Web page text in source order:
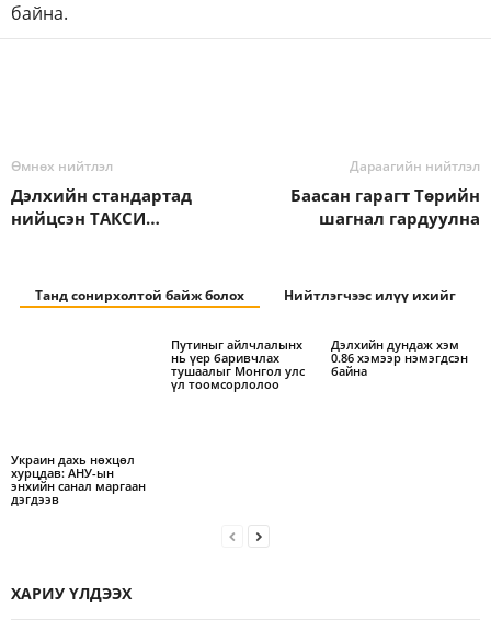
байна.
Өмнөх нийтлэл
Дэлхийн стандартад
нийцсэн ТАКСИ…
Дараагийн нийтлэл
Баасан гарагт Төрийн
шагнал гардуулна
Танд сонирхолтой байж болох Нийтлэгчээс илүү ихийг
Украин дахь нөхцөл
хурцдав: АНУ-ын
энхийн санал маргаан
дэгдээв
Путиныг айлчлалынх
нь үер баривчлах
тушаалыг Монгол улс
үл тоомсорлолоо
Дэлхийн дундаж хэм
0.86 хэмээр нэмэгдсэн
байна
ХАРИУ ҮЛДЭЭХ